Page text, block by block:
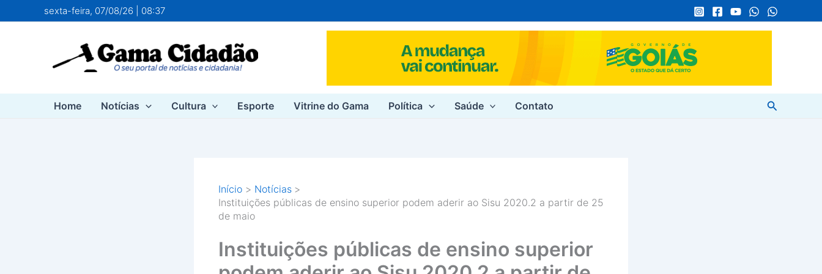
para
sexta-feira, 07/08/26 | 08:37
Home Notícias Cultura Esporte Vitrine do Gama Política Saúde Contato Pesquisar
Início
Notícias
Instituições públicas de ensino superior podem aderir ao Sisu 2020.2 a partir de 25
de maio
Instituições públicas de ensino superior